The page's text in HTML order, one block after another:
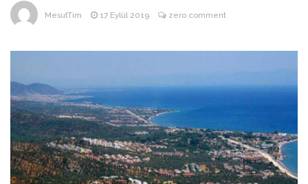
23 Mart 2026 ANNEM
MesutTim 17 Eylül 2019 zero comment